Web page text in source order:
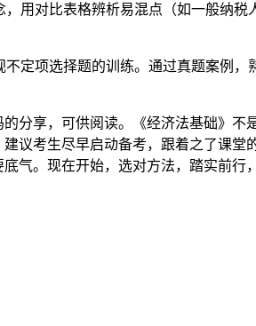
用对比表格辨析易混点（如一般纳
定项选择题的训练。通过真题案
分享，可供阅读。《经济法基础》
议考生尽早启动备考，跟着之了课堂
气。现在开始，选对方法，踏实前行